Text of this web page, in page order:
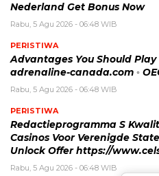
Nederland Get Bonus Now
Rabu, 5 Agu 2026 - 06:48 WIB
PERISTIWA
Advantages You Should
adrenaline-canada.com ◦
Rabu, 5 Agu 2026 - 06:48 WIB
PERISTIWA
Redactieprogramma S
Casinos Voor Verenigde
Unlock Offer https://
Rabu, 5 Agu 2026 - 06:48 WIB